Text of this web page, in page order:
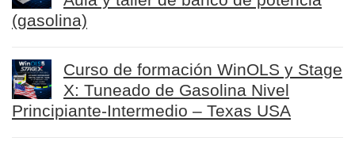
(gasolina)
Curso de formación WinOLS y Stage
X: Tuneado de Gasolina Nivel
Principiante-Intermedio – Texas USA